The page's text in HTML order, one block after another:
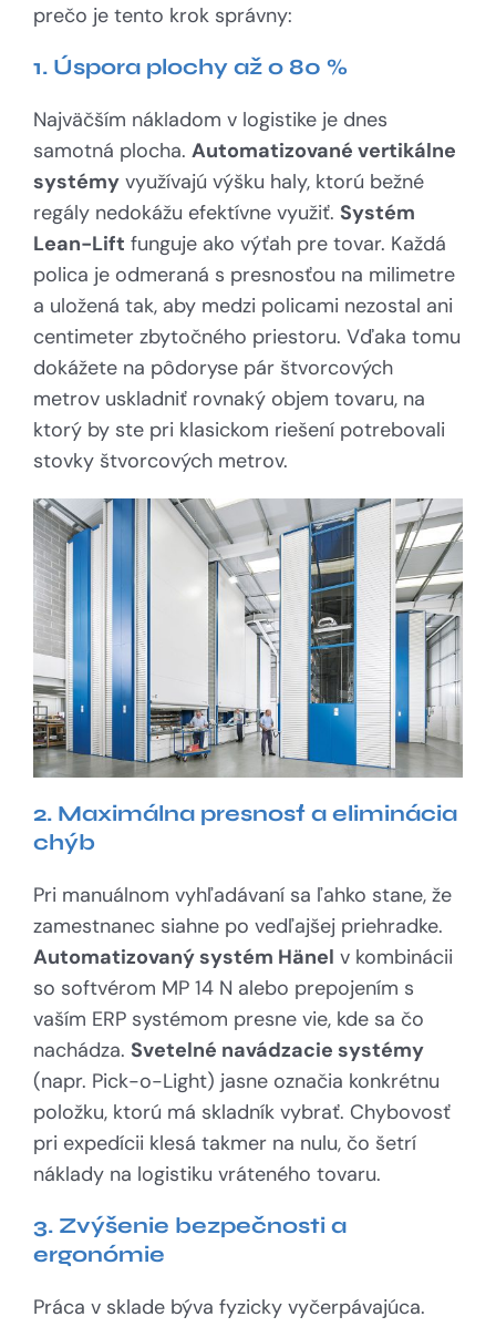
prečo je tento krok správny:
1. Úspora plochy až o 80 %
Najväčším nákladom v logistike je dnes
samotná plocha. Automatizované vertikálne
systémy využívajú výšku haly, ktorú bežné
regály nedokážu efektívne využiť. Systém
Lean-Lift funguje ako výťah pre tovar. Každá
polica je odmeraná s presnosťou na milimetre
a uložená tak, aby medzi policami nezostal ani
centimeter zbytočného priestoru. Vďaka tomu
dokážete na pôdoryse pár štvorcových
metrov uskladniť rovnaký objem tovaru, na
ktorý by ste pri klasickom riešení potrebovali
stovky štvorcových metrov.
2. Maximálna presnosť a eliminácia
chýb
Pri manuálnom vyhľadávaní sa ľahko stane, že
zamestnanec siahne po vedľajšej priehradke.
Automatizovaný systém Hänel v kombinácii
so softvérom MP 14 N alebo prepojením s
vaším ERP systémom presne vie, kde sa čo
nachádza. Svetelné navádzacie systémy
(napr. Pick-o-Light) jasne označia konkrétnu
položku, ktorú má skladník vybrať. Chybovosť
pri expedícii klesá takmer na nulu, čo šetrí
náklady na logistiku vráteného tovaru.
3. Zvýšenie bezpečnosti a
ergonómie
Práca v sklade býva fyzicky vyčerpávajúca.